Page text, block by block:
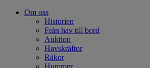
Om oss
Historien
Från hav till bord
Auktion
Havskräftor
Räkor
Hummer